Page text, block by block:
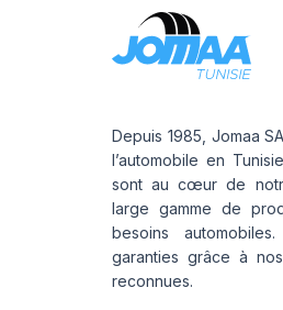
Depuis 1985, Jomaa
l’automobile en
sont au cœur de
large gamme de
besoins
garanties grâce à
reconnues.